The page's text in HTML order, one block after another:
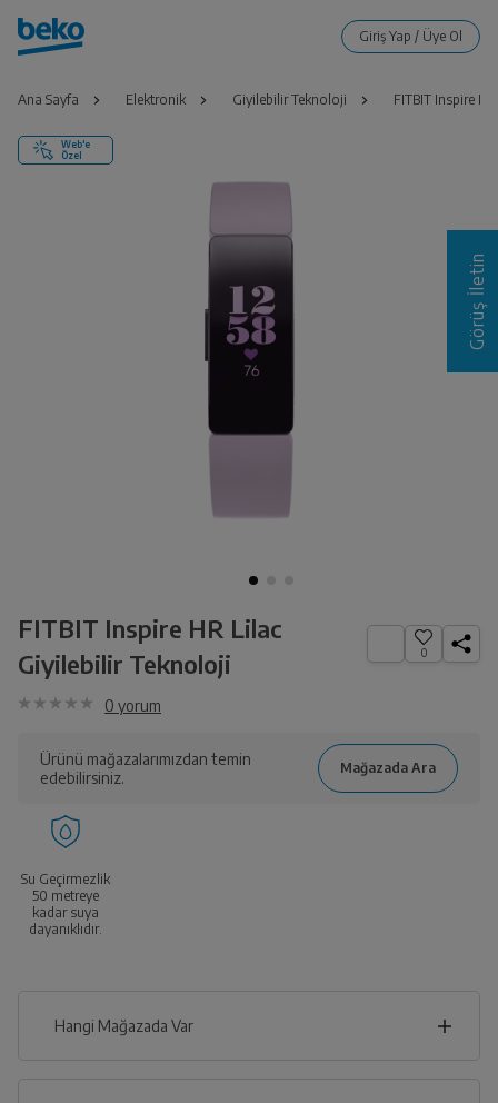
Ana Sayfa Elektronik Giyilebilir Teknoloji FITBIT Inspire
Web'e
Özel
FITBIT Inspire HR Lilac
Giyilebilir Teknoloji
0
0 yorum
Ürünü mağazalarımızdan temin
edebilirsiniz.
Su Geçirmezlik
50 metreye
kadar suya
dayanıklıdır.
Hangi Mağazada Var
Görüş İletin